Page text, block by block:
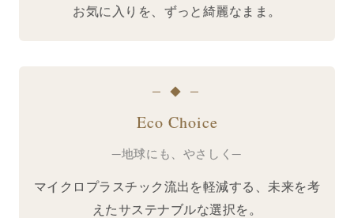
お気に入りを、ずっと綺麗なまま。
─ ◆ ─
Eco Choice
─地球にも、やさしく─
マイクロプラスチック流出を軽減する、未来を考
えたサステナブルな選択を。